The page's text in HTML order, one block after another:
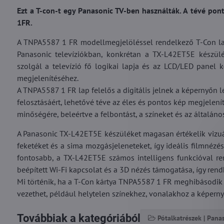
Ezt a T-con-t egy Panasonic TV-ben használták. A tévé
1FR.
A TNPA5587 1 FR modellmegjelöléssel rendelkező T-Con
Panasonic televíziókban, konkrétan a TX-L42ET5E
szolgál a televízió fő logikai lapja és az LCD/LED panel
megjelenítéséhez.
A TNPA5587 1 FR lap felelős a digitális jelnek a
felosztásáért, lehetővé téve az éles és pontos kép
minőségére, beleértve a felbontást, a színeket és az
A Panasonic TX-L42ET5E készüléket magasan értékelik
feketéket és a sima mozgásjeleneteket, így ideális
fontosabb, a TX-L42ET5E számos intelligens funkcióval
beépített Wi-Fi kapcsolat és a 3D nézés támogatása, így
Mi történik, ha a T-Con kártya TNPA5587 1 FR
vezethet, például helytelen színekhez, vonalakhoz a
Továbbiak a kategóriából Pótalkatrészek |